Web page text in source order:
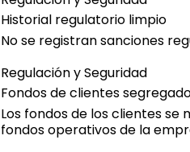
Historial regulatorio limpio
No se registran sanciones
Regulación y Seguridad
Fondos de clientes
Los fondos de los clientes
fondos operativos de la